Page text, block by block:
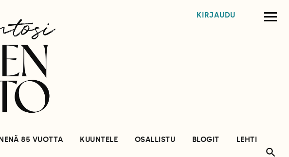
KIRJAUDU
85 VUOTTA KUUNTELE OSALLISTU BLOGIT
LEHTI